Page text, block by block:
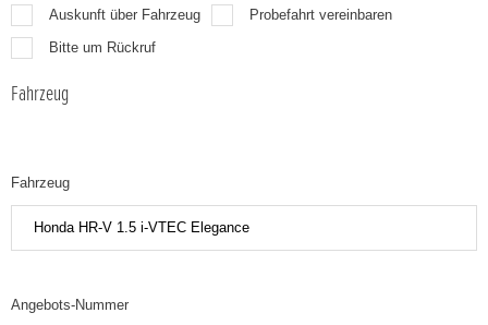
Auskunft über Fahrzeug
Probefahrt vereinbaren
Bitte um Rückruf
Fahrzeug
Fahrzeug
Angebots-Nummer